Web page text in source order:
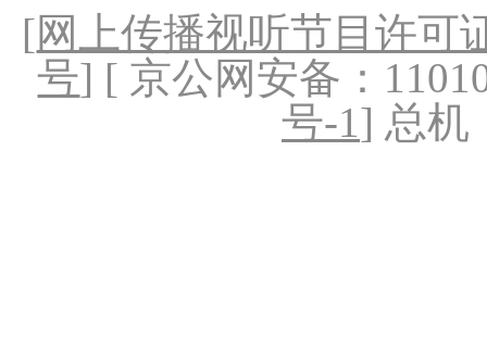
[网上传播视听节目许可
号] [ 京公网安备：
号-1] 总机